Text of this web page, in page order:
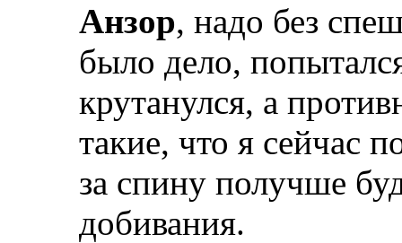
Анзор, надо без
было дело,
крутанулся, а
такие, что я сейчас
за спину получше
добивания.